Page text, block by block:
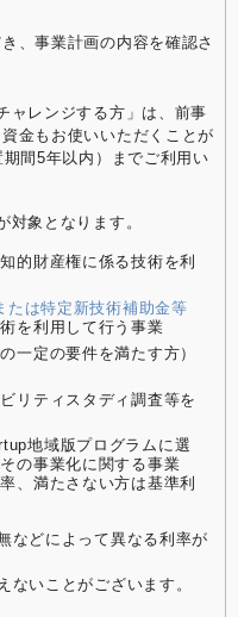
、事業計画の内容を確認さ
ャレンジする方」は、前事
金もお使いいただくことが
間5年以内）までご利用い
対象となります。
的財産権に係る技術を利
たは特定新技術補助金等
を利用して行う事業
一定の要件を満たす方）
リティスタディ調査等を
地域版プログラムに選
の事業化に関する事業
、満たさない方は基準利
などによって異なる利率が
いことがございます。